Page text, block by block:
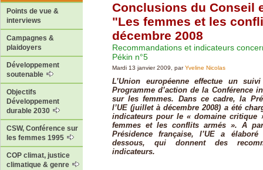
Points de vue &
interviews
Campagnes &
plaidoyers
Développement
soutenable
Objectifs
Développement
durable 2030
CSW, Conférence sur
les femmes 1995
COP climat, justice
climatique & genre
Conclusions du Conseil
"Les femmes et les
décembre 2008
Recommandations et indicateurs
Pékin n°5
Mardi 13 janvier 2009, parYveline Nicolas
L’Union européenne effectue un
Programme d’action de la Conférence
sur les femmes. Dans ce cadre, la
l’UE (juillet à décembre 2008) a été
indicateurs pour le « domaine critique
femmes et les conflits armés ». A
Présidence française, l’UE a
dessous, qui donnent des
indicateurs.